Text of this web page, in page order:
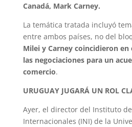
Canadá, Mark Carney.
La temática tratada incluyó
entre ambos países, no del
Milei y Carney coincidieron en
las negociaciones para un
comercio.
URUGUAY JUGARÁ UN ROL
Ayer, el director del Instituto
Internacionales (INI) de la